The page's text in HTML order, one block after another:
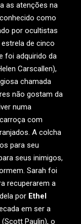
as atenções na
como
por ocultistas
de cinco
foi adquirido da
Carscallen),
chamada
não gostam da
numa
com
A colcha
para seu
seus inimigos,
Sarah foi
recuperarem a
por Ethel
em ser a
(Scott Paulin), o